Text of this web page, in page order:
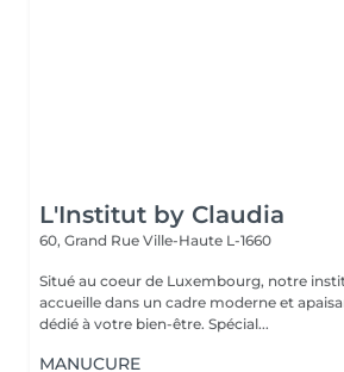
L'Institut by Claudia
60, Grand Rue Ville-Haute L-1660
Situé au coeur de Luxembourg, notre
accueille dans un cadre moderne et
dédié à votre bien-être. Spécial...
MANUCURE